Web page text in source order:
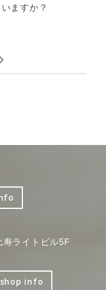
ますか？
ライトビル5F
shop info